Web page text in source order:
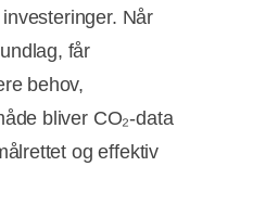
Når
får
behov,
bliver CO₂‑data
og effektiv